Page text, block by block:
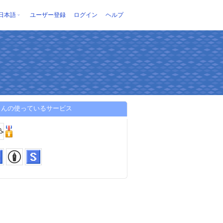
本語 ユーザー登録 ログイン ヘルプ
の使っているサービス